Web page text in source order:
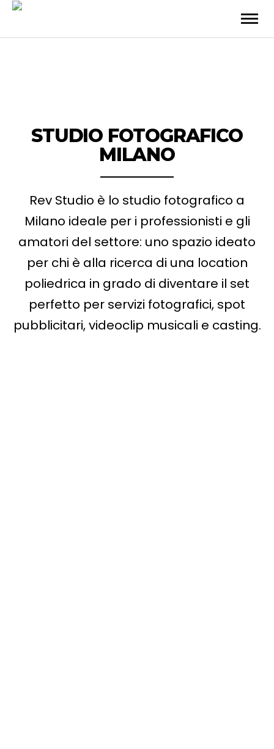
STUDIO FOTOGRAFICO
MILANO
Rev Studio è lo studio fotografico a
Milano ideale per i professionisti e gli
amatori del settore: uno spazio ideato
per chi è alla ricerca di una location
poliedrica in grado di diventare il set
perfetto per servizi fotografici, spot
pubblicitari, videoclip musicali e casting.